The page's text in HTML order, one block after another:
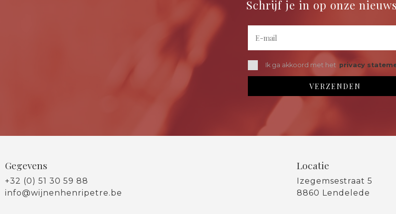
Schrijf je in op onze
Ik ga akkoord met het privacy
Gegevens
+32 (0) 51 30 59 88
info@wijnenhenripetre.be
Locatie
Izegemsestraat 5
8860 Lendelede